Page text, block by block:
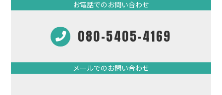
お電話でのお問い合わせ
080-5405-4169
メールでのお問い合わせ